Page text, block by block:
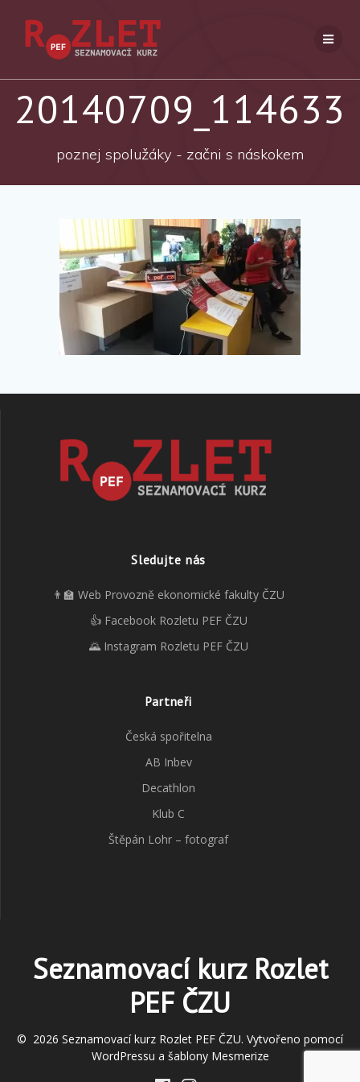
20140709_114633
poznej spolužáky - začni s náskokem
Sledujte nás
👨‍🏫 Web Provozně ekonomické fakulty ČZU
👍 Facebook Rozletu PEF ČZU
🌄 Instagram Rozletu PEF ČZU
Partneři
Česká spořitelna
AB Inbev
Decathlon
Klub C
Štěpán Lohr – fotograf
Seznamovací kurz Rozlet
PEF ČZU
© 2026 Seznamovací kurz Rozlet PEF ČZU. Vytvořeno pomocí
WordPressu a šablony Mesmerize